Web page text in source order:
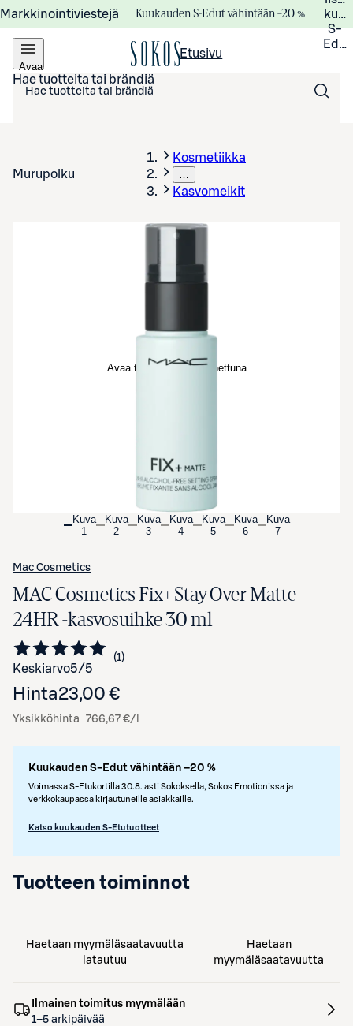
Markkinointiviestejä Kuukauden S-Edut vähintään –20 %
S-
Avaa
valikko
Etusivu
Hae tuotteita tai brändiä
Murupolku
Kosmetiikka
…
Kasvomeikit
Avaa tuotekuva suurennettuna
Kuva
1
Kuva
2
Kuva
3
Kuva
4
Kuva
5
Kuva
6
Kuva
7
Mac Cosmetics
MAC Cosmetics Fix+ Stay Over Matte
24HR -kasvosuihke 30 ml
Keskiarvo5/5 Siirry arvioihin
1
kappale
Hinta23,00 €
Yksikköhinta 766,67 €/l
Kuukauden S-Edut vähintään –20 %
Voimassa S-Etukortilla 30.8. asti Sokoksella, Sokos Emotionissa ja
verkkokaupassa kirjautuneille asiakkaille.
Katso kuukauden S-Etutuotteet
Tuotteen toiminnot
Haetaan myymäläsaatavuutta
latautuu
Haetaan
myymäläsaatavuutta
Ilmainen toimitus myymälään
1–5 arkipäivää